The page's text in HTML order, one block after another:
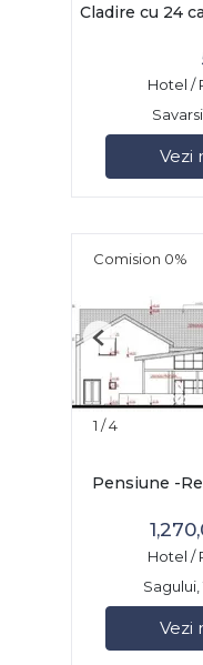
Cladire cu 24
Hotel /
Vezi
Comision 0%
1 /4
Previous
Pensiune -
Hotel /
Sagului,
Vezi